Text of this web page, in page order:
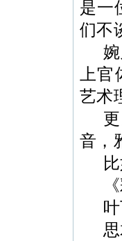
是一
们不
上
艺术
音，